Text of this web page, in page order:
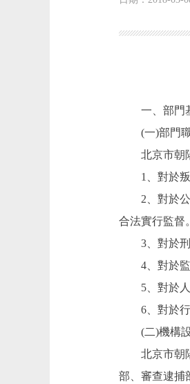
一、部門
(一)部門
北京市朝陽
1、對於叛
2、對於公
合法實行監督。
3、對於刑
4、對於監
5、對於人
6、對於行
(二)機構設
北京市朝陽
部、審查逮捕